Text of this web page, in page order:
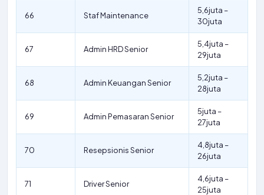
66 Staf Maintenance
5,6juta –
30juta
67 Admin HRD Senior
5,4juta –
29juta
68 Admin Keuangan Senior
5,2juta –
28juta
69 Admin Pemasaran Senior
5juta –
27juta
70 Resepsionis Senior
4,8juta –
26juta
71 Driver Senior
4,6juta –
25juta